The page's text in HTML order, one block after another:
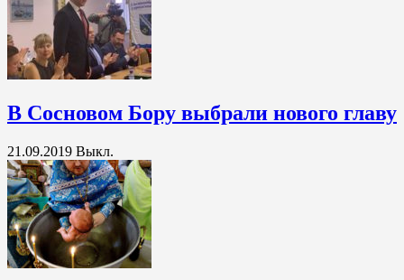
В Сосновом Бору выбрали нового главу
21.09.2019 Выкл.